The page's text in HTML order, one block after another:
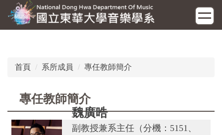
到
主
首頁 系所成員 專任教師簡介
專任教師簡介
魏廣晧
副教授兼系主任（分機：5151、